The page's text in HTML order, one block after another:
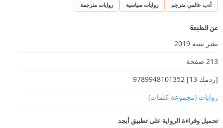
أدب عالمي مترجم روايات سياسية روايات مترجمة
عن الطبعة
نشر سنة 2019
213 صفحة
[ردمك 13] 9789948101352
روايات (مجموعة كلمات)
تحميل وقراءة الرواية على تطبيق أبجد